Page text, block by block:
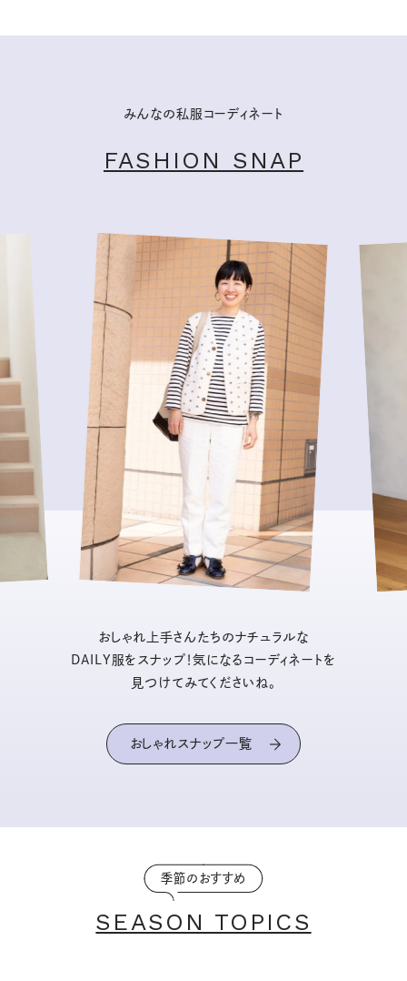
みんなの私服コーディネート
FASHION SNAP
おしゃれ上手さんたちのナチュラルな
DAILY服をスナップ！気になるコーディネートを
見つけてみてくださいね。
おしゃれスナップ一覧
季節のおすすめ
SEASON TOPICS